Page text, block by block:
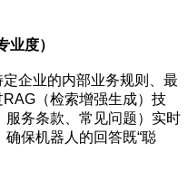
业度）
企业的内部业务规则、最
（检索增强生成）技
务条款、常见问题）实时
保机器人的回答既“聪